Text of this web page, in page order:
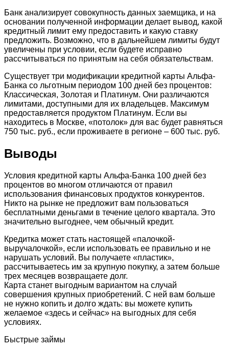
Банк анализирует совокупность данных заемщика, и на
основании полученной информации делает вывод, какой
кредитный лимит ему предоставить и какую ставку
предложить. Возможно, что в дальнейшем лимиты будут
увеличены при условии, если будете исправно
рассчитываться по принятым на себя обязательствам.
Существует три модификации кредитной карты Альфа-
Банка со льготным периодом 100 дней без процентов:
Классическая, Золотая и Платинум. Они различаются
лимитами, доступными для их владельцев. Максимум
предоставляется продуктом Платинум. Если вы
находитесь в Москве, «потолок» для вас будет равняться
750 тыс. руб., если проживаете в регионе – 600 тыс. руб.
Выводы
Условия кредитной карты Альфа-Банка 100 дней без
процентов во многом отличаются от правил
использования финансовых продуктов конкурентов.
Никто на рынке не предложит вам пользоваться
бесплатными деньгами в течение целого квартала. Это
значительно выгоднее, чем обычный кредит.
Кредитка может стать настоящей «палочкой-
выручалочкой», если использовать ее правильно и не
нарушать условий. Вы получаете «пластик»,
рассчитываетесь им за крупную покупку, а затем больше
трех месяцев возвращаете долг.
Карта станет выгодным вариантом на случай
совершения крупных приобретений. С ней вам больше
не нужно копить и долго ждать: вы можете купить
желаемое «здесь и сейчас» на выгодных для себя
условиях.
Быстрые займы